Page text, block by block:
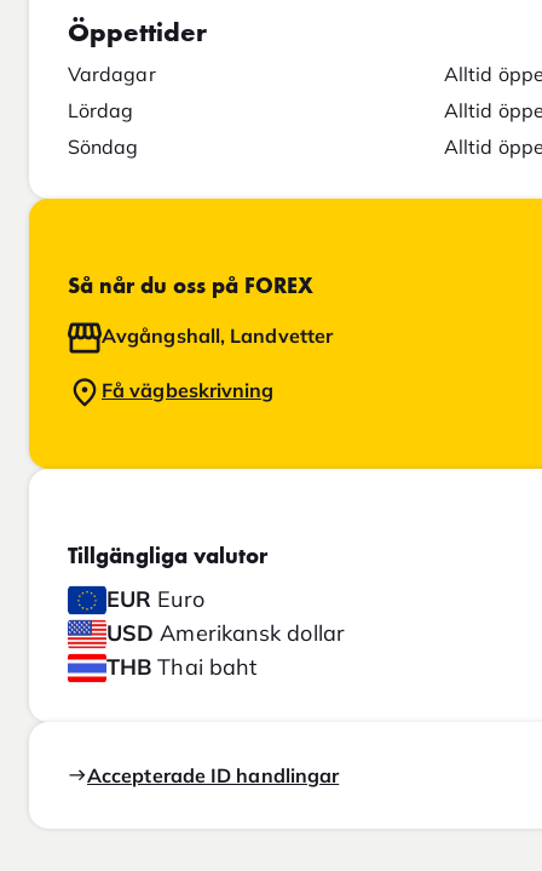
Öppettider
Vardagar
Alltid
Lördag
Alltid
Söndag
Alltid
Så når du oss på FOREX
Avgångshall, Landvetter
Få vägbeskrivning
Tillgängliga valutor
EUR Euro
USDAmerikansk dollar
THBThai baht
Accepterade ID handlingar